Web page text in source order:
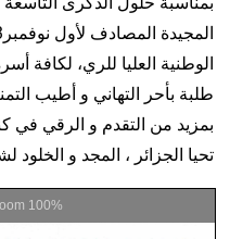
الوطنية العليا للري، لكافة
طلبة بأحر التهاني و أطيب
بمزيد من التقدم و الرقي في
تحيا الجزائر ، المجد و الخلود
100%